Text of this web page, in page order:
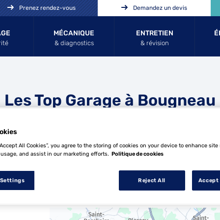
MÉCANIQUE
& diagnostics
ENTRETIEN
& révision
Prenez rendez-vous Demandez un devis
Les Top Garage à Bougneau
2 Top Garage à Bougneau
All Cookies”, you agree to the storing of cookies on your device to enhance
and assist in our marketing efforts. Politique de cookies
Reject All Accept